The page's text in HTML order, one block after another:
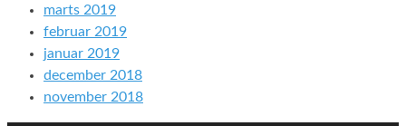
marts 2019
februar 2019
januar 2019
december 2018
november 2018